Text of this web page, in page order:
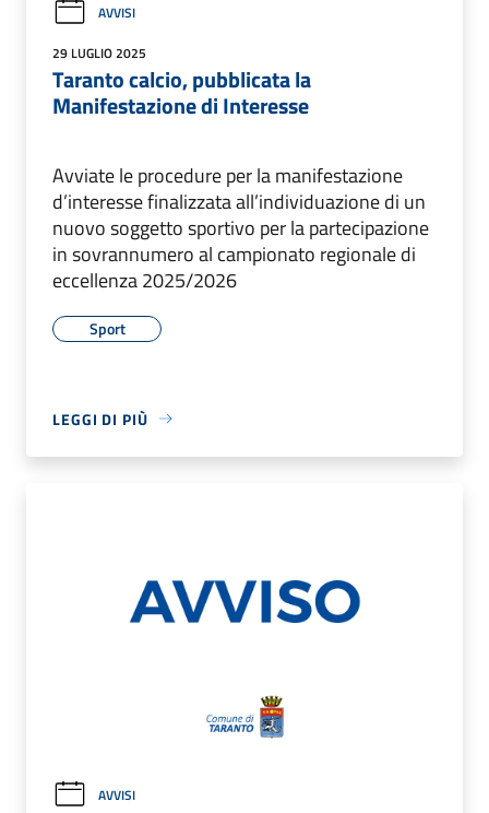
AVVISI
29 LUGLIO 2025
Taranto calcio, pubblicata la
Manifestazione di Interesse
Avviate le procedure per la manifestazione
d’interesse finalizzata all’individuazione di un
nuovo soggetto sportivo per la partecipazione
in sovrannumero al campionato regionale di
eccellenza 2025/2026
Sport
LEGGI DI PIÙ
AVVISI